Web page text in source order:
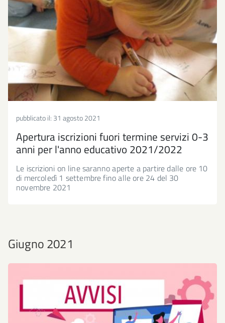
pubblicato il: 31 agosto 2021
Apertura iscrizioni fuori termine servizi 0-3
anni per l'anno educativo 2021/2022
Le iscrizioni on line saranno aperte a partire dalle ore 10
di mercoledì 1 settembre fino alle ore 24 del 30
novembre 2021
Giugno 2021